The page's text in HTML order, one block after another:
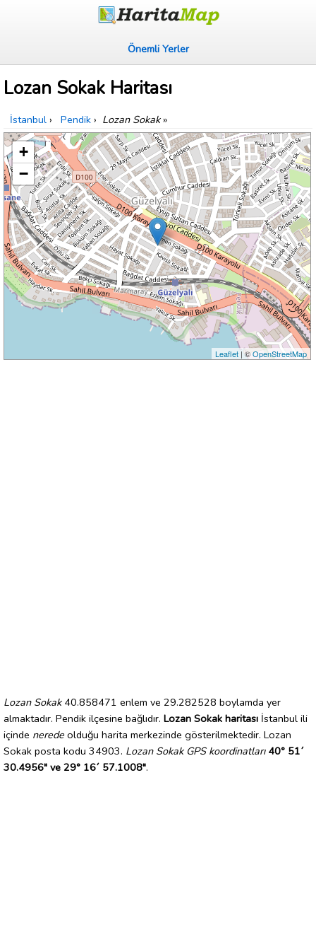
Önemli Yerler
Lozan Sokak Haritası
İstanbul › Pendik › Lozan Sokak»
+
−
Leaflet| ©OpenStreetMap
Lozan Sokak40.858471 enlem ve 29.282528 boylamda yer
almaktadır. Pendik ilçesine bağlıdır. Lozan Sokak haritası İstanbul ili
içinde nerede olduğu harita merkezinde gösterilmektedir. Lozan
Sokak posta kodu 34903. Lozan Sokak GPS koordinatları 40° 51´
30.4956" ve 29° 16´ 57.1008".